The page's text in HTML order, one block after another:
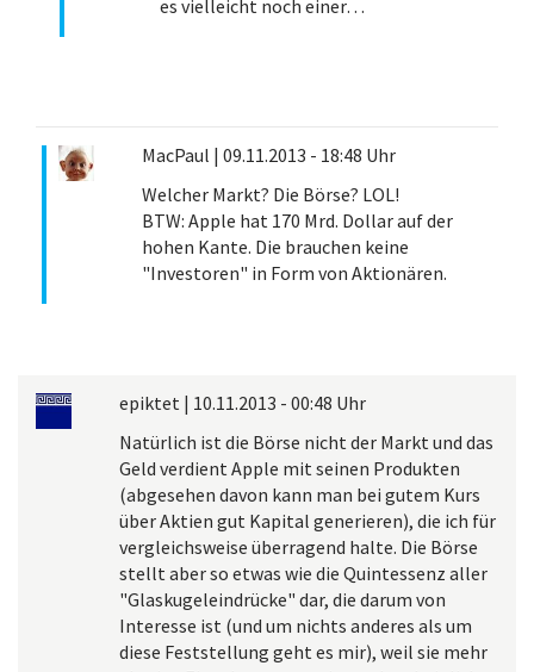
es vielleicht noch einer…
MacPaul | 09.11.2013 - 18:48 Uhr
Welcher Markt? Die Börse? LOL!
BTW: Apple hat 170 Mrd. Dollar auf der
hohen Kante. Die brauchen keine
"Investoren" in Form von Aktionären.
epiktet | 10.11.2013 - 00:48 Uhr
Natürlich ist die Börse nicht der Markt und das
Geld verdient Apple mit seinen Produkten
(abgesehen davon kann man bei gutem Kurs
über Aktien gut Kapital generieren), die ich für
vergleichsweise überragend halte. Die Börse
stellt aber so etwas wie die Quintessenz aller
"Glaskugeleindrücke" dar, die darum von
Interesse ist (und um nichts anderes als um
diese Feststellung geht es mir), weil sie mehr